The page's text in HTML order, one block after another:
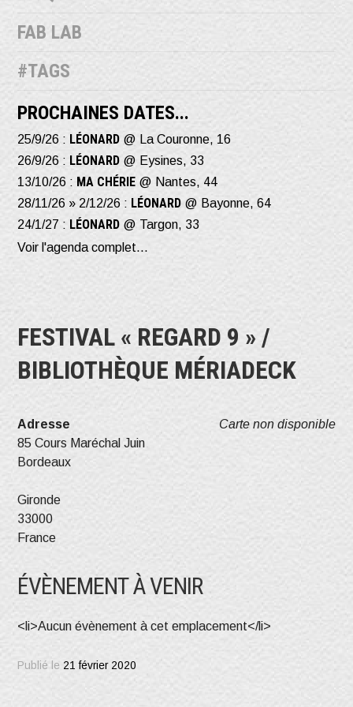
FAB LAB
#TAGS
PROCHAINES DATES...
25/9/26 : LÉONARD @ La Couronne, 16
26/9/26 : LÉONARD @ Eysines, 33
13/10/26 : MA CHÉRIE @ Nantes, 44
28/11/26 » 2/12/26 : LÉONARD @ Bayonne, 64
24/1/27 : LÉONARD @ Targon, 33
Voir l'agenda complet...
FESTIVAL « REGARD 9 » /
BIBLIOTHÈQUE MÉRIADECK
Carte non disponible
Adresse
85 Cours Maréchal Juin
Bordeaux
Gironde
33000
France
ÉVÈNEMENT À VENIR
<li>Aucun évènement à cet emplacement</li>
Publié le 21 février 2020